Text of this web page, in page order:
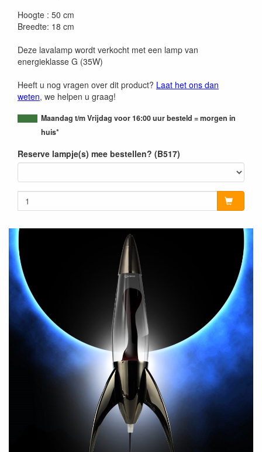
Hoogte : 50 cm
Breedte: 18 cm
Deze lavalamp wordt verkocht met een lamp van
energieklasse G (35W)
Heeft u nog vragen over dit product? Laat het ons dan
weten, we helpen u graag!
Maandag t/m Vrijdag voor 16:00 uur besteld = morgen in
huis*
Reserve lampje(s) mee bestellen? (B517)